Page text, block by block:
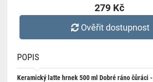
279 Kč
Ověřit dostupnost
POPIS
Keramický latte hrnek 500 ml Dobré ráno čůráci -